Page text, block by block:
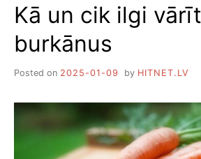
Kā un cik ilgi vārīt
burkānus
Posted on 2025-01-09 by HITNET.LV